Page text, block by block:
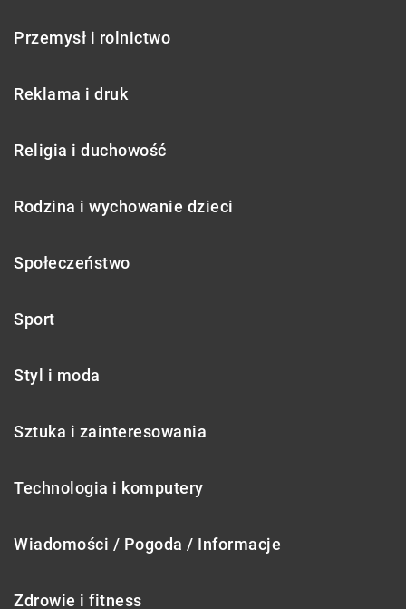
Przemysł i rolnictwo
Reklama i druk
Religia i duchowość
Rodzina i wychowanie dzieci
Społeczeństwo
Sport
Styl i moda
Sztuka i zainteresowania
Technologia i komputery
Wiadomości / Pogoda / Informacje
Zdrowie i fitness